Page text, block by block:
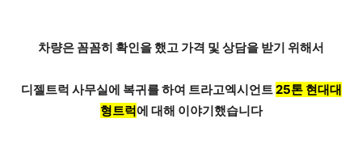
차량은 꼼꼼히 확인을 했고 가격 및 상담을 받기 위해서
디젤트럭 사무실에 복귀를 하여 트라고엑시언트25톤 현대대
형트럭에 대해 이야기했습니다